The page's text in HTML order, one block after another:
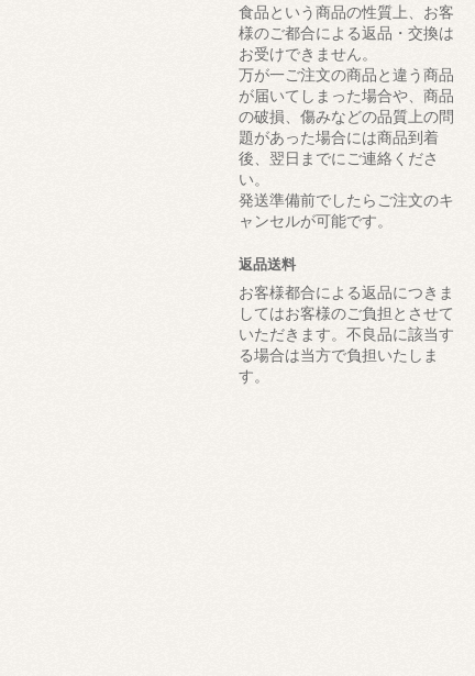
食品という商品の性質上、お客
様のご都合による返品・交換は
お受けできません。
万が一ご注文の商品と違う商品
が届いてしまった場合や、商品
の破損、傷みなどの品質上の問
題があった場合には商品到着
後、翌日までにご連絡くださ
い。
発送準備前でしたらご注文のキ
ャンセルが可能です。
返品送料
お客様都合による返品につきま
してはお客様のご負担とさせて
いただきます。不良品に該当す
る場合は当方で負担いたしま
す。